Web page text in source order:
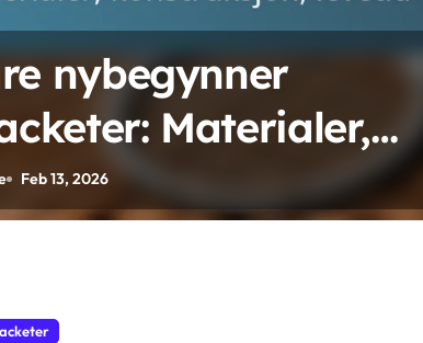
nybegynner
Materialer,
levetid
Feb 13, 2026